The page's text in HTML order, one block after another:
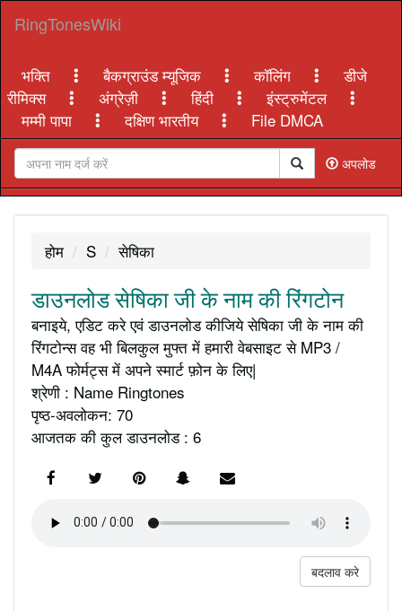
RingTonesWiki
भक्ति बैकग्राउंड म्यूजिक कॉलिंग
डीजे
रीमिक्स
अंग्रेज़ी हिंदी
इंस्ट्रुमेंटल
मम्मी पापा
दक्षिण भारतीय File DMCA
अपलोड
होम S सेषिका
डाउनलोड सेषिका जी के नाम की रिंगटोन
बनाइये, एडिट करे एवं डाउनलोड कीजिये सेषिका जी के नाम की
रिंगटोन्स वह भी बिलकुल मुफ्त में हमारी वेबसाइट से MP3 /
M4A फोर्मट्स में अपने स्मार्ट फ़ोन के लिए|
श्रेणी : Name Ringtones
पृष्ठ-अवलोकन: 70
आजतक की कुल डाउनलोड : 6
बदलाव करे